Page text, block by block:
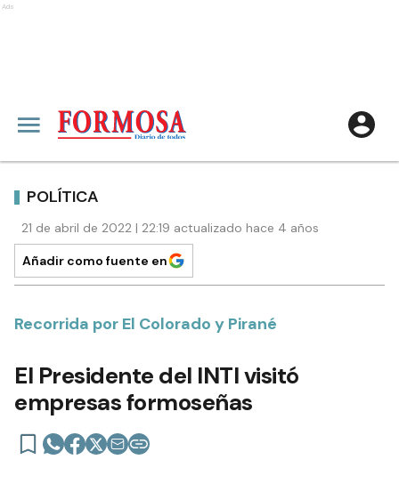
Ads
POLÍTICA
21 de abril de 2022 | 22:19 actualizado hace 4 años
Añadir como fuente en
Recorrida por El Colorado y Pirané
El Presidente del INTI visitó
empresas formoseñas